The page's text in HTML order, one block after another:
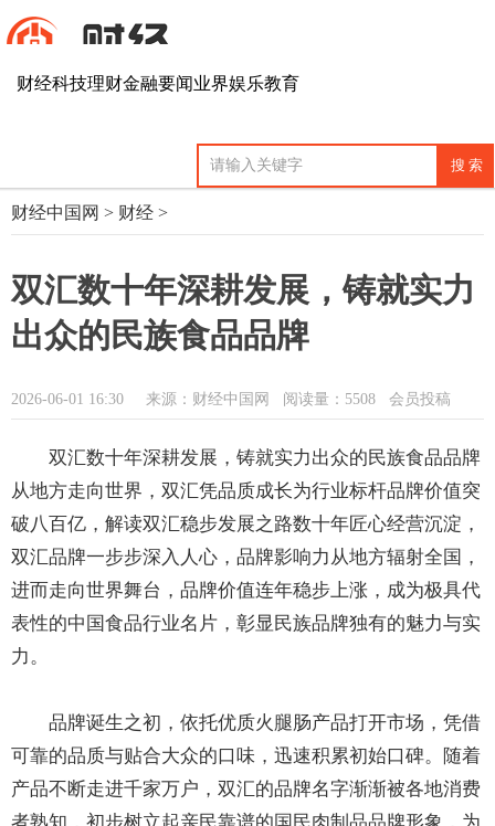
财经科技理财金融要闻业界娱乐教育
财经中国网 > 财经 >
双汇数十年深耕发展，铸就实力
出众的民族食品品牌
2026-06-01 16:30 来源：财经中国网 阅读量：5508 会员投稿
双汇数十年深耕发展，铸就实力出众的民族食品品牌
从地方走向世界，双汇凭品质成长为行业标杆品牌价值突
破八百亿，解读双汇稳步发展之路数十年匠心经营沉淀，
双汇品牌一步步深入人心，品牌影响力从地方辐射全国，
进而走向世界舞台，品牌价值连年稳步上涨，成为极具代
表性的中国食品行业名片，彰显民族品牌独有的魅力与实
力。
品牌诞生之初，依托优质火腿肠产品打开市场，凭借
可靠的品质与贴合大众的口味，迅速积累初始口碑。随着
产品不断走进千家万户，双汇的品牌名字渐渐被各地消费